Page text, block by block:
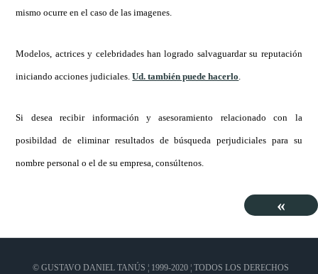
mismo ocurre en el caso de las imagenes.
Modelos, actrices y celebridades han logrado salvaguardar su reputación
iniciando acciones judiciales.Ud. también puede hacerlo.
Si desea recibir información y asesoramiento relacionado con la
posibildad de eliminar resultados de búsqueda perjudiciales para su
nombre personal o el de su empresa, consúltenos.
«
© GUSTAVO DANIEL TANÚS ¦ 1999-2020 ¦ TODOS LOS DERECHOS